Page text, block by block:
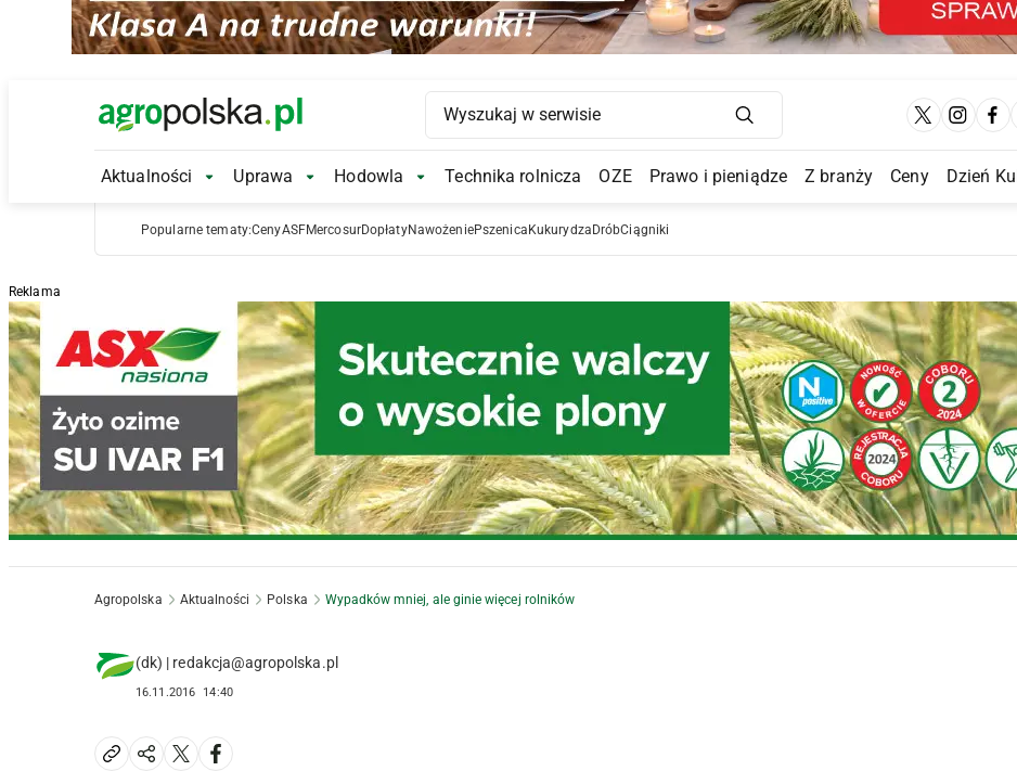
Main Logo
Main Navigation
Aktualności Aktualności Submenu
Uprawa Uprawa Submenu
Hodowla Hodowla Submenu
Technika rolnicza OZE Prawo i pieniądze Z branży Ceny Dzień
Popularne tematy:CenyASFMercosurDopłatyNawożeniePszenica Kukurydza DróbCiągniki
Reklama
Agropolska Aktualności Polska Wypadków mniej, ale ginie więcej rolników
(dk) | redakcja@agropolska.pl
16.11.2016 14:40